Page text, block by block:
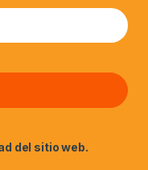
del sitio web.